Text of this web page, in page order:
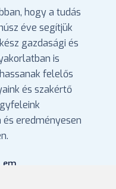
hogy a tudás
éve segítjük
gazdasági és
is
felelős
és szakértő
és eredményesen